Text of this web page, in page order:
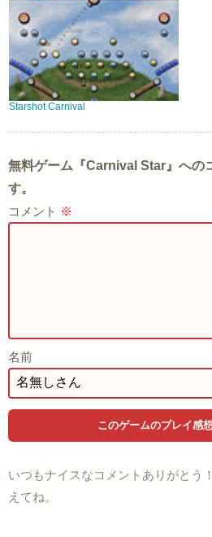
Starshot Carnival
無料ゲーム『Carnival Star』への
す。
コメント ※
名前
いつもナイスなコメントありがとう
えてね。